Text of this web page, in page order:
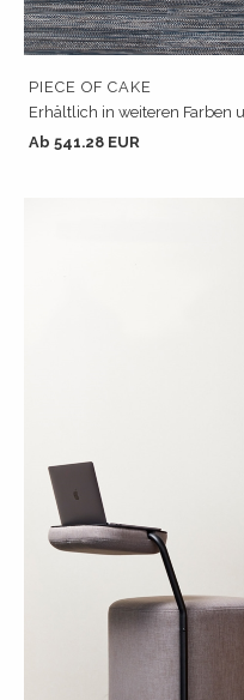
PIECE OF CAKE
Erhältlich in weiteren Farben
Ab 541.28 EUR